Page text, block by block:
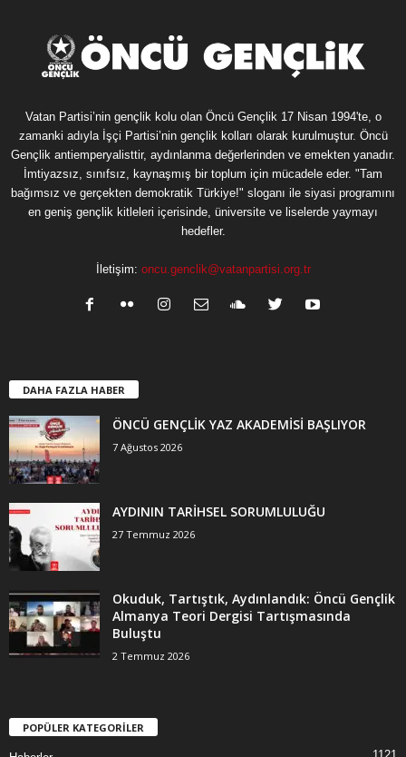
Vatan Partisi’nin gençlik kolu olan Öncü Gençlik 17 Nisan 1994'te, o
zamanki adıyla İşçi Partisi’nin gençlik kolları olarak kurulmuştur. Öncü
Gençlik antiemperyalisttir, aydınlanma değerlerinden ve emekten yanadır.
İmtiyazsız, sınıfsız, kaynaşmış bir toplum için mücadele eder. "Tam
bağımsız ve gerçekten demokratik Türkiye!" sloganı ile siyasi programını
en geniş gençlik kitleleri içerisinde, üniversite ve liselerde yaymayı
hedefler.
İletişim: oncu.genclik@vatanpartisi.org.tr
DAHA FAZLA HABER
ÖNCÜ GENÇLİK YAZ AKADEMİSİ BAŞLIYOR
7 Ağustos 2026
AYDININ TARİHSEL SORUMLULUĞU
27 Temmuz 2026
Okuduk, Tartıştık, Aydınlandık: Öncü Gençlik
Almanya Teori Dergisi Tartışmasında
Buluştu
2 Temmuz 2026
POPÜLER KATEGORİLER